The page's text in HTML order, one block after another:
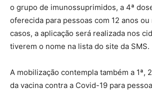
o grupo de imunossuprimidos, a 4ª
oferecida para pessoas com 12 anos ou
casos, a aplicação será realizada nos
tiverem o nome na lista do site da SMS.
A mobilização contempla também a 1ª,
da vacina contra a Covid-19 para